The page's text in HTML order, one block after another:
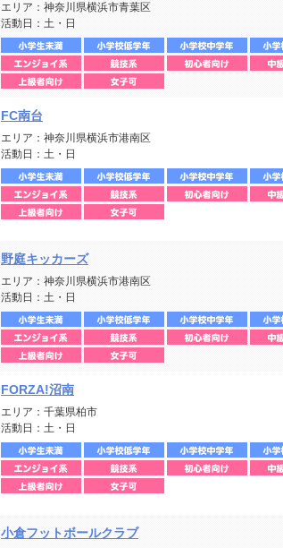
エリア：神奈川県横浜市青葉区
活動日：土・日
FC南台
エリア：神奈川県横浜市港南区
活動日：土・日
野庭キッカーズ
エリア：神奈川県横浜市港南区
活動日：土・日
FORZA!沼南
エリア：千葉県柏市
活動日：土・日
小倉フットボールクラブ